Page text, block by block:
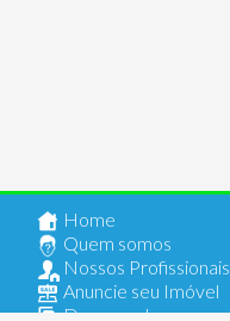
Home
Quem somos
Nossos Profissionais
Anuncie seu Imóvel
Documentos